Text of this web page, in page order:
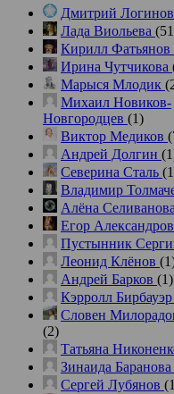
Дмитрий Логинов
Лада Виольева
Кирилл Фатьянов
Ирина Чутчикова
Марыся Млодик
Михаил Новиков-
Новгородцев (1)
Виктор Медиков
Андрей Долгин
Северина Сталь
Владимир
Алёна Селиванова
Егор Александров
Пустынник
Леонид Клёнов
Андрей Барков (1)
Кэрролл Бирбауэр
Словен
(2)
Татьяна
Зинаида Баранова
Сергей Лубянов